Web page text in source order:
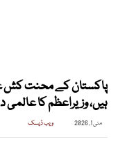
پاکستان کے محنت کش
ہیں، وزیراعظم کا
مئی 1, 2026 ویب ڈیسک